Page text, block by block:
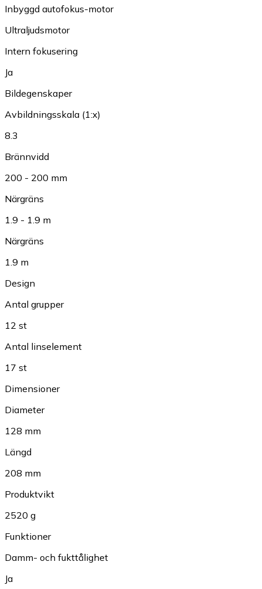
Inbyggd autofokus-motor
Ultraljudsmotor
Intern fokusering
Ja
Bildegenskaper
Avbildningsskala (1:x)
8.3
Brännvidd
200 - 200 mm
Närgräns
1.9 - 1.9 m
Närgräns
1.9 m
Design
Antal grupper
12 st
Antal linselement
17 st
Dimensioner
Diameter
128 mm
Längd
208 mm
Produktvikt
2520 g
Funktioner
Damm- och fukttålighet
Ja